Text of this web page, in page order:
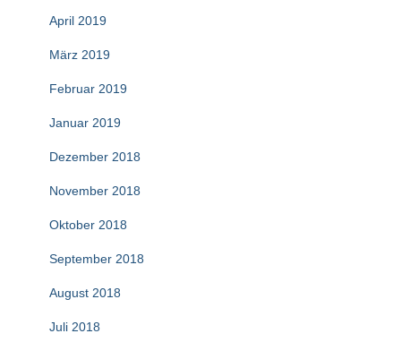
April 2019
März 2019
Februar 2019
Januar 2019
Dezember 2018
November 2018
Oktober 2018
September 2018
August 2018
Juli 2018